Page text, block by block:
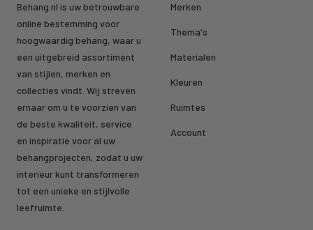
Behang.nl is uw betrouwbare
online bestemming voor
hoogwaardig behang, waar u
een uitgebreid assortiment
van stijlen, merken en
collecties vindt. Wij streven
ernaar om u te voorzien van
de beste kwaliteit, service
en inspiratie voor al uw
behangprojecten, zodat u uw
interieur kunt transformeren
tot een unieke en stijlvolle
leefruimte.
Merken
Thema's
Materialen
Kleuren
Ruimtes
Account